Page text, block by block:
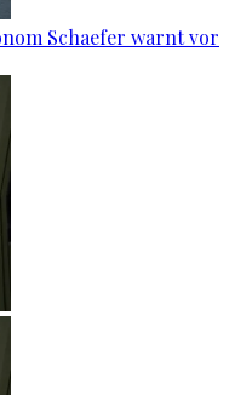
Schaefer warnt vor